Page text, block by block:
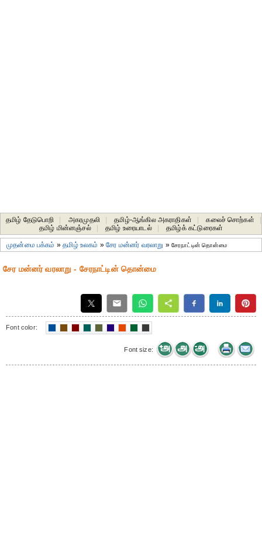
தமிழ் தேடுபொறி அகரமுதலி தமிழ்-ஆங்கில அகராதிகள் கலைச் சொற்கள்
தமிழ் மின்னஞ்சல்
தமிழ் உரையாடல் தமிழ்க் கட்டுரைகள்
முதன்மை பக்கம் »தமிழ் உலகம் »சேர மன்னர் வரலாறு » சேரநாட்டின் தொன்மை
சேர மன்னர் வரலாறு - சேரநாட்டின் தொன்மை
Font color:
Font size: